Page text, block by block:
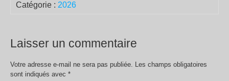
Catégorie : 2026
Laisser un commentaire
Votre adresse e-mail ne sera pas publiée. Les champs obligatoires
sont indiqués avec *